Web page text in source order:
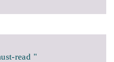
read "